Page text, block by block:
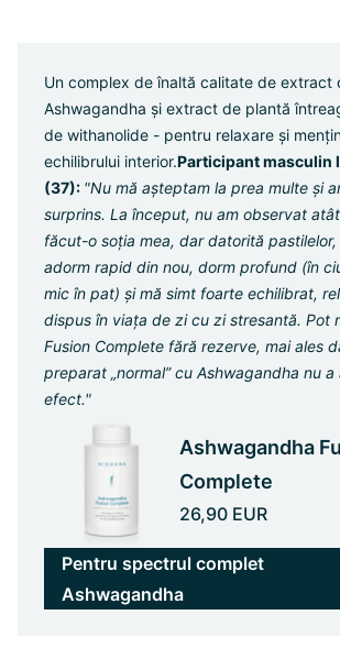
Un complex de înaltă calitate de extract
Ashwagandha și extract de plantă
de withanolide - pentru relaxare și
echilibrului interior.Participant masculin
(37): "Nu mă așteptam la prea multe și
surprins. La început, nu am observat
făcut-o soția mea, dar datorită
adorm rapid din nou, dorm profund (în
mic în pat) și mă simt foarte echilibrat,
dispus în viața de zi cu zi stresantă. Pot
Fusion Complete fără rezerve, mai ales
preparat „normal” cu Ashwagandha nu
efect."
Ashwagandha
Complete
26,90 EUR
Pentru spectrul complet
Ashwagandha